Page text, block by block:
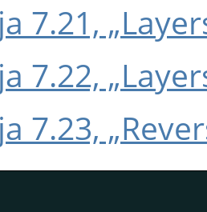
7.21,
7.22,
7.23,